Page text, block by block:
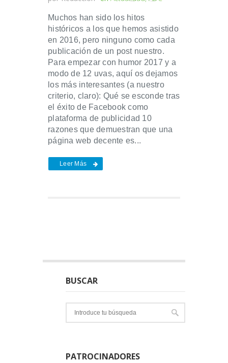
Muchos han sido los hitos
históricos a los que hemos asistido
en 2016, pero ninguno como cada
publicación de un post nuestro.
Para empezar con humor 2017 y a
modo de 12 uvas, aquí os dejamos
los más interesantes (a nuestro
criterio, claro): Qué se esconde tras
el éxito de Facebook como
plataforma de publicidad 10
razones que demuestran que una
página web decente es...
Leer Más
BUSCAR
PATROCINADORES